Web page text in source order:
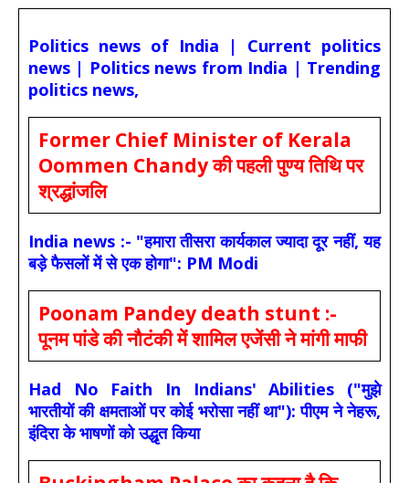
Politics news of India | Current politics
news | Politics news from India | Trending
politics news,
Former Chief Minister of Kerala
Oommen Chandy की पहली पुण्य तिथि पर
श्रद्धांजलि
India news :- "हमारा तीसरा कार्यकाल ज्यादा दूर नहीं, यह
बड़े फैसलों में से एक होगा": PM Modi
Poonam Pandey death stunt :-
पूनम पांडे की नौटंकी में शामिल एजेंसी ने मांगी माफी
Had No Faith In Indians' Abilities ("मुझे
भारतीयों की क्षमताओं पर कोई भरोसा नहीं था"): पीएम ने नेहरू,
इंदिरा के भाषणों को उद्धृत किया